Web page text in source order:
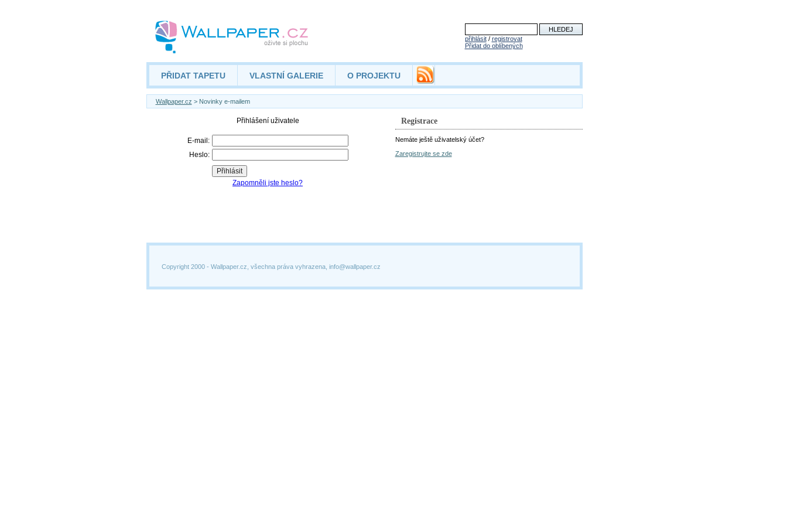
přihlásit/ registrovat
Přidat do oblíbených
PŘIDAT TAPETU VLASTNÍ GALERIE O PROJEKTU
Wallpaper.cz > Novinky e-mailem
Registrace
Nemáte ještě uživatelský účet?
Zaregistrujte se zde
Copyright 2000 - Wallpaper.cz, všechna práva vyhrazena, info@wallpaper.cz